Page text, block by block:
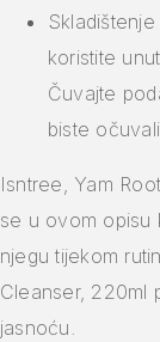
koristite
Čuvajte
biste
Isntree, Yam
se u ovom opisu
njegu tijekom
Cleanser, 220ml
jasnoću.